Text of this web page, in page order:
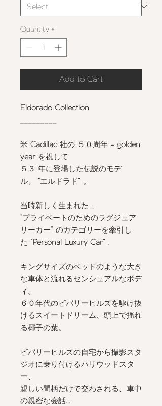
Quantity *
Add to Cart
Eldorado Collection
米 Cadillac 社の ５０周年 = golden
yearを祝して
５３ 年に登場した伝説のモデ
ル、
“エルドラド” 。
当時新しく生まれた 、
“プライベートのためのラグジュア
リーカー” のカテゴリーを牽引し
た ”Personal Luxury Car”
キングサイズのベッドのような大き
な車体と流れるセンシュアルなボデ
ィ。
６０年代のビバリーヒルズを駆け抜
けるスイートドリーム、頭上で揺れ
る椰子の葉。
ビバリーヒルズの自宅から撮影スタ
ジオに乗り付けるハリウッドスタ
ー、
親しい間柄だけで交わされる、車中
の親密な会話…